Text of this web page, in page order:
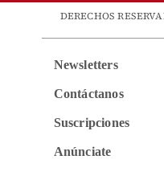
DERECHOS
Newsletters
Contáctanos
Suscripciones
Anúnciate